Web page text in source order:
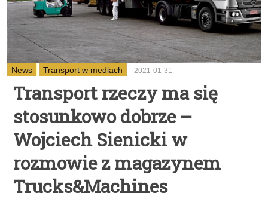
News Transport w mediach 2021-01-31
Transport rzeczy ma się
stosunkowo dobrze –
Wojciech Sienicki w
rozmowie z magazynem
Trucks&Machines